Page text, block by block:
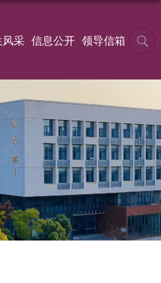
风采 信息公开 领导信箱